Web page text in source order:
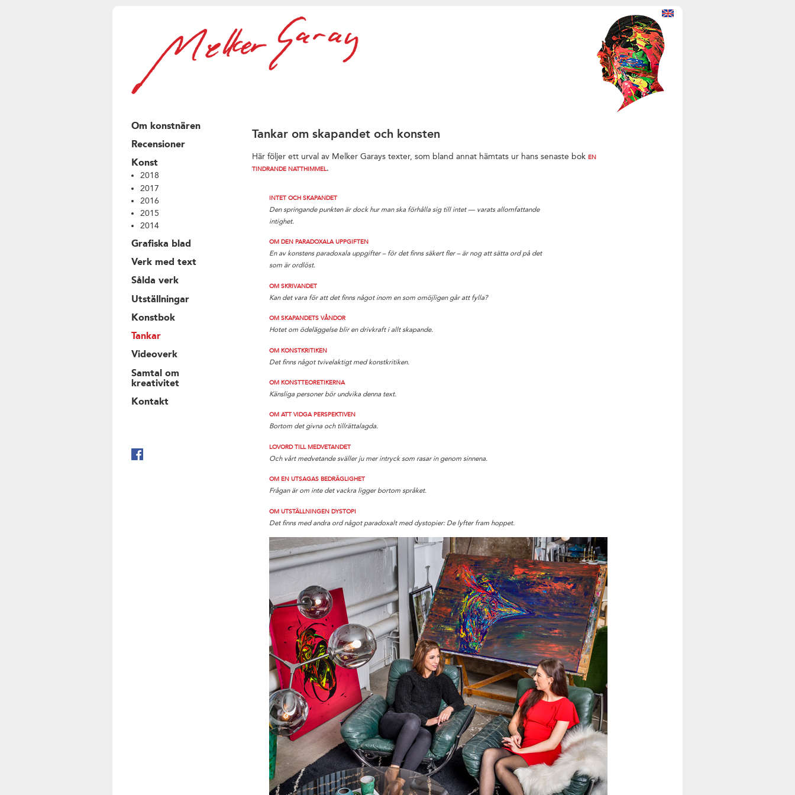
Om konstnären
Recensioner
Konst
2018
2017
2016
2015
2014
Grafiska blad
Verk med text
Sålda verk
Utställningar
Konstbok
Tankar
Videoverk
Samtal om
kreativitet
Kontakt
Tankar om skapandet och konsten
Här följer ett urval av Melker Garays texter, som bland annat hämtats ur hans senaste bokEN
TINDRANDE NATTHIMMEL.
INTET OCH SKAPANDET
Den springande punkten är dock hur man ska förhålla sig till intet — varats allomfattande
intighet.
OM DEN PARADOXALA UPPGIFTEN
En av konstens paradoxala uppgifter – för det finns säkert fler – är nog att sätta ord på det
som är ordlöst.
OM SKRIVANDET
Kan det vara för att det finns något inom en som omöjligen går att fylla?
OM SKAPANDETS VÅNDOR
Hotet om ödeläggelse blir en drivkraft i allt skapande.
OM KONSTKRITIKEN
Det finns något tvivelaktigt med konstkritiken.
OM KONSTTEORETIKERNA
Känsliga personer bör undvika denna text.
OM ATT VIDGA PERSPEKTIVEN
Bortom det givna och tillrättalagda.
LOVORD TILL MEDVETANDET
Och vårt medvetande sväller ju mer intryck som rasar in genom sinnena.
OM EN UTSAGAS BEDRÄGLIGHET
Frågan är om inte det vackra ligger bortom språket.
OM UTSTÄLLNINGEN DYSTOPI
Det finns med andra ord något paradoxalt med dystopier: De lyfter fram hoppet.